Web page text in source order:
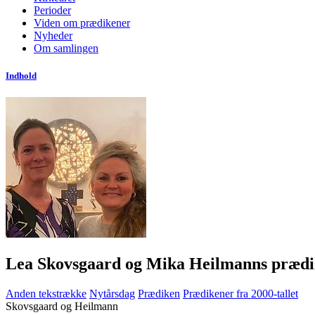
Perioder
Viden om prædikener
Nyheder
Om samlingen
Indhold
Lea Skovsgaard og Mika Heilmanns
Anden tekstrække Nytårsdag Prædiken Prædikener fra 2000-tallet
Skovsgaard og Heilmann